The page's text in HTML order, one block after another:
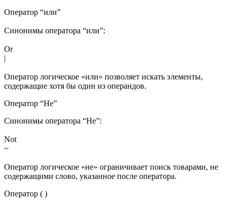
Оператор “или”
Синонимы оператора “или”:
Or
|
Оператор логическое «или» позволяет искать элементы,
содержащие хотя бы один из операндов.
Оператор “Не”
Синонимы оператора “Не”:
Not
~
Оператор логическое «не» ограничивает поиск товарами, не
содержащими слово, указанное после оператора.
Оператор ( )